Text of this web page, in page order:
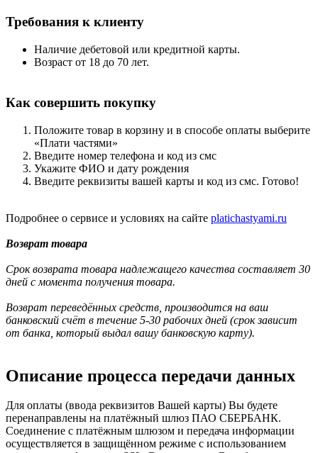
Требования к клиенту
Наличие дебетовой или кредитной карты.
Возраст от 18 до 70 лет.
Как совершить покупку
Положите товар в корзину и в способе оплаты выберите
«Плати частями»
Введите номер телефона и код из смс
Укажите ФИО и дату рождения
Введите реквизиты вашей карты и код из смс. Готово!
Подробнее о сервисе и условиях на сайте platichastyami.ru
Возврат товара
Срок возврата товара надлежащего качества составляет 30
дней с момента получения товара.
Возврат переведённых средств, производится на ваш
банковский счёт в течение 5-30 рабочих дней (срок зависит
от банка, который выдал вашу банковскую карту).
Описание процесса передачи данных
Для оплаты (ввода реквизитов Вашей карты) Вы будете
перенаправлены на платёжный шлюз ПАО СБЕРБАНК.
Соединение с платёжным шлюзом и передача информации
осуществляется в защищённом режиме с использованием